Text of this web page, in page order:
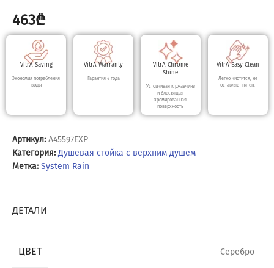
463₾
VitrA Saving
Экономия потребления
воды
VitrA Warranty
Гарантия 4 года
VitrA Chrome
Shine
Устойчивая к ржавчине
и блестящая
хромированная
поверхность
VitrA Easy Clean
Легко чистится, не
оставляет пятен.
Артикул: A45597EXP
Категория: Душевая стойка с верхним душем
Метка: System Rain
ДЕТАЛИ
ЦВЕТ Серебро